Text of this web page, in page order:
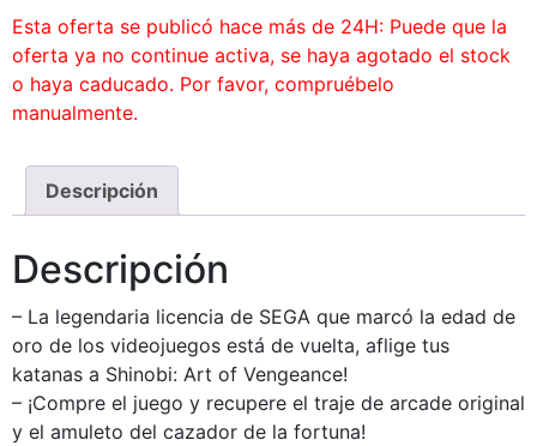
Esta oferta se publicó hace más de 24H: Puede que la
oferta ya no continue activa, se haya agotado el stock
o haya caducado. Por favor, compruébelo
manualmente.
Descripción
Descripción
– La legendaria licencia de SEGA que marcó la edad de
oro de los videojuegos está de vuelta, aflige tus
katanas a Shinobi: Art of Vengeance!
– ¡Compre el juego y recupere el traje de arcade original
y el amuleto del cazador de la fortuna!